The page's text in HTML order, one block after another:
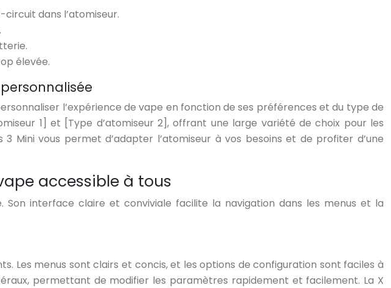
dans l’atomiseur.
élevée.
l’expérience de vape en fonction de ses préférences et du type de
1] et [Type d’atomiseur 2], offrant une large variété de choix pour les
Mini vous permet d’adapter l’atomiseur à vos besoins et de profiter d’une
accessible à tous
interface claire et conviviale facilite la navigation dans les menus et la
Les menus sont clairs et concis, et les options de configuration sont faciles à
permettant de modifier les paramètres rapidement et facilement. La X